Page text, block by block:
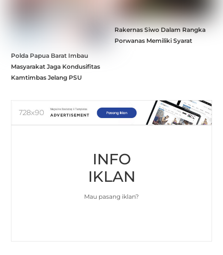
Polda Papua Barat Imbau
Masyarakat Jaga Kondusifitas
Kamtimbas Jelang PSU
Rakernas Siwo Dalam Rangka
Porwanas Memiliki Syarat
INFO
IKLAN
Mau pasang iklan?